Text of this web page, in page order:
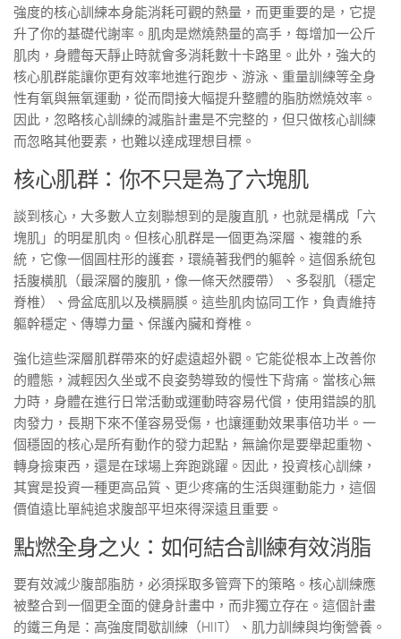
強度的核心訓練本身能消耗可觀的熱量，而更重要的是，它提
升了你的基礎代謝率。肌肉是燃燒熱量的高手，每增加一公斤
肌肉，身體每天靜止時就會多消耗數十卡路里。此外，強大的
核心肌群能讓你更有效率地進行跑步、游泳、重量訓練等全身
性有氧與無氧運動，從而間接大幅提升整體的脂肪燃燒效率。
因此，忽略核心訓練的減脂計畫是不完整的，但只做核心訓練
而忽略其他要素，也難以達成理想目標。
核心肌群：你不只是為了六塊肌
談到核心，大多數人立刻聯想到的是腹直肌，也就是構成「六
塊肌」的明星肌肉。但核心肌群是一個更為深層、複雜的系
統，它像一個圓柱形的護套，環繞著我們的軀幹。這個系統包
括腹橫肌（最深層的腹肌，像一條天然腰帶）、多裂肌（穩定
脊椎）、骨盆底肌以及橫膈膜。這些肌肉協同工作，負責維持
軀幹穩定、傳導力量、保護內臟和脊椎。
強化這些深層肌群帶來的好處遠超外觀。它能從根本上改善你
的體態，減輕因久坐或不良姿勢導致的慢性下背痛。當核心無
力時，身體在進行日常活動或運動時容易代償，使用錯誤的肌
肉發力，長期下來不僅容易受傷，也讓運動效果事倍功半。一
個穩固的核心是所有動作的發力起點，無論你是要舉起重物、
轉身撿東西，還是在球場上奔跑跳躍。因此，投資核心訓練，
其實是投資一種更高品質、更少疼痛的生活與運動能力，這個
價值遠比單純追求腹部平坦來得深遠且重要。
點燃全身之火：如何結合訓練有效消脂
要有效減少腹部脂肪，必須採取多管齊下的策略。核心訓練應
被整合到一個更全面的健身計畫中，而非獨立存在。這個計畫
的鐵三角是：高強度間歇訓練（HIIT）、肌力訓練與均衡營養。